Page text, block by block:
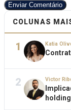
Enviar Comentário
COLUNAS
1 Katia
2 Victor